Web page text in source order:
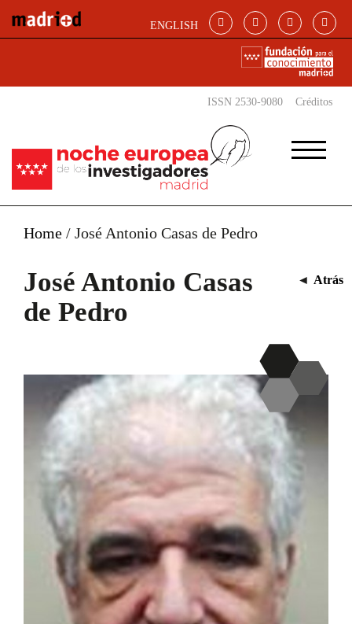
ENGLISH
ISSN 2530-9080 Créditos
Home / José Antonio Casas de Pedro
José Antonio Casas
de Pedro
◄ Atrás